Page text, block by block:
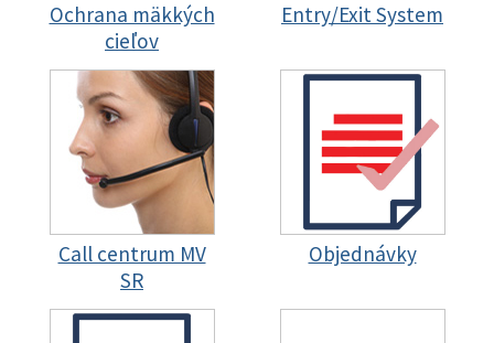
Ochrana mäkkých
cieľov
Entry/Exit System
Call centrum MV
SR
Objednávky